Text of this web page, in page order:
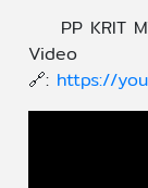
PP KRIT
Video
🔗: https://